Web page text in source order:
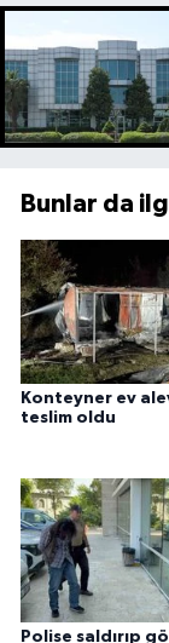
Bunlar da
Konteyner ev
teslim oldu
Polise saldırıp